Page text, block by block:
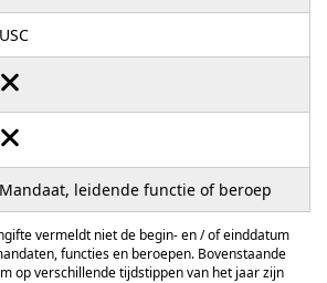
USC
Mandaat, leidende functie of beroep
vermeldt niet de begin- en / of einddatum
functies en beroepen. Bovenstaande
op verschillende tijdstippen van het jaar zijn